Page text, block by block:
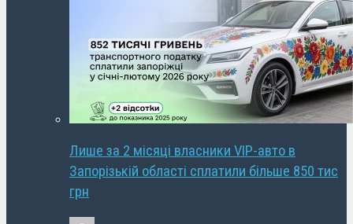
Лише за 2 місяці власники VIP-авто в
Запорізькій області сплатили більше 850 тис
грн